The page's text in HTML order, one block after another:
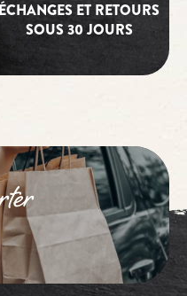
ÉCHANGES ET RETOURS
SOUS 30 JOURS